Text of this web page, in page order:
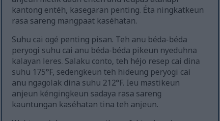
kantong entéh, kasegaran penting. Éta ningkatkeun
rasa sareng mangpaat kaséhatan.
Suhu cai ogé penting pisan. Teh anu béda-béda
peryogi suhu cai anu béda-béda pikeun nyeduhna
kalayan leres. Salaku conto, teh héjo resep cai dina
suhu 175°F, sedengkeun teh hideung peryogi cai
anu ngagolak dina suhu 212°F. Ieu mastikeun
anjeun kéngingkeun sadaya rasa sareng
kauntungan kaséhatan tina teh anjeun.